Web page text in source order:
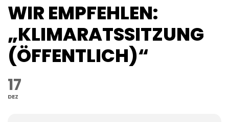
WIR EMPFEHLEN:
„KLIMARATSSITZUNG
(ÖFFENTLICH)“
17
DEZ